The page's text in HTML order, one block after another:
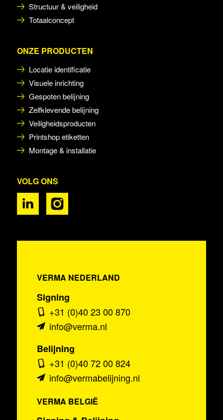
Structuur & veiligheid
Totaalconcept
ONZE PRODUCTEN
Locatie identificatie
Visuele inrichting
Gespoten belijning
Zelfklevende belijning
Veiligheidsproducten
Printshop etiketten
Montage & installatie
VOLG ONS
VERMA NEDERLAND
Signing
+31 (0)40 23 00 870
info@verma.nl
Belijning
+31 (0)40 72 00 824
info@vermabelijning.nl
VERMA BELGIË